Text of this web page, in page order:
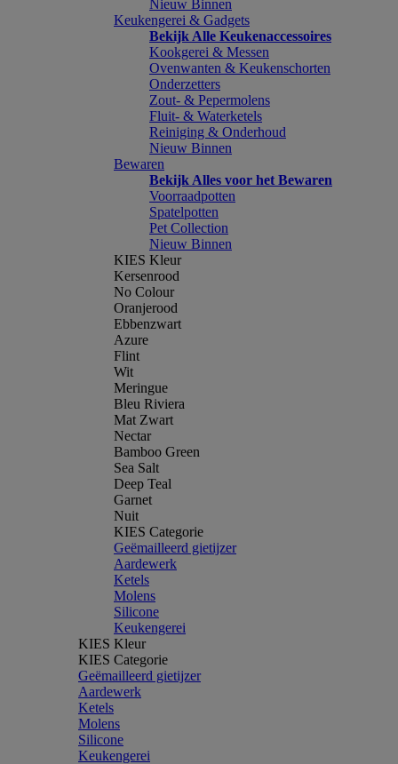
Nieuw Binnen
Keukengerei & Gadgets
Bekijk Alle Keukenaccessoires
Kookgerei & Messen
Ovenwanten & Keukenschorten
Onderzetters
Zout- & Pepermolens
Fluit- & Waterketels
Reiniging & Onderhoud
Nieuw Binnen
Bewaren
Bekijk Alles voor het Bewaren
Voorraadpotten
Spatelpotten
Pet Collection
Nieuw Binnen
KIES Kleur
Kersenrood
No Colour
Oranjerood
Ebbenzwart
Azure
Flint
Wit
Meringue
Bleu Riviera
Mat Zwart
Nectar
Bamboo Green
Sea Salt
Deep Teal
Garnet
Nuit
KIES Categorie
Geëmailleerd gietijzer
Aardewerk
Ketels
Molens
Silicone
Keukengerei
KIES Kleur
KIES Categorie
Geëmailleerd gietijzer
Aardewerk
Ketels
Molens
Silicone
Keukengerei